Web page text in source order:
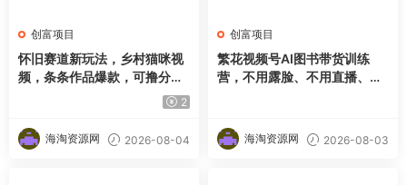
创富项目
怀旧赛道新玩法，乡村猫咪视
频，条条作品爆款，可撸分成
计划，新手也可快速起号，详2
海淘资源网 2026-08-04
创富项目
繁花视频号AI图书带货训练
营，不用露脸、不用直播、不
海淘资源网 2026-08-03